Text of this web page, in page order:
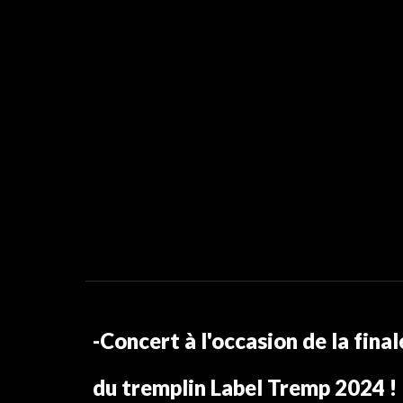
-Concert à l'occasion de la f
du tremplin Label Tremp2024 !